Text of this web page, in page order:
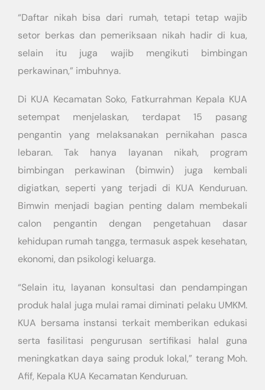
“Daftar nikah bisa dari rumah, tetapi tetap wajib
setor berkas dan pemeriksaan nikah hadir di kua,
selain itu juga wajib mengikuti bimbingan
perkawinan,” imbuhnya.
Di KUA Kecamatan Soko, Fatkurrahman Kepala KUA
setempat menjelaskan, terdapat 15 pasang
pengantin yang melaksanakan pernikahan pasca
lebaran. Tak hanya layanan nikah, program
bimbingan perkawinan (bimwin) juga kembali
digiatkan, seperti yang terjadi di KUA Kenduruan.
Bimwin menjadi bagian penting dalam membekali
calon pengantin dengan pengetahuan dasar
kehidupan rumah tangga, termasuk aspek kesehatan,
ekonomi, dan psikologi keluarga.
“Selain itu, layanan konsultasi dan pendampingan
produk halal juga mulai ramai diminati pelaku UMKM.
KUA bersama instansi terkait memberikan edukasi
serta fasilitasi pengurusan sertifikasi halal guna
meningkatkan daya saing produk lokal,” terang Moh.
Afif, Kepala KUA Kecamatan Kenduruan.